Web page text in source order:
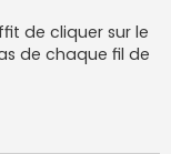
de cliquer sur le
de chaque fil de